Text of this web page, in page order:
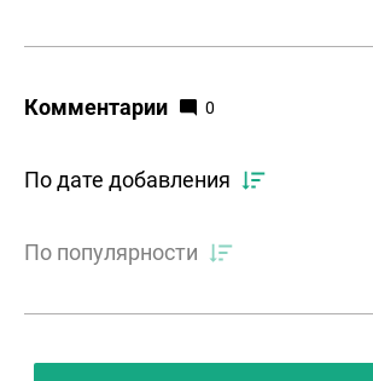
Комментарии 0
По дате добавления
По популярности